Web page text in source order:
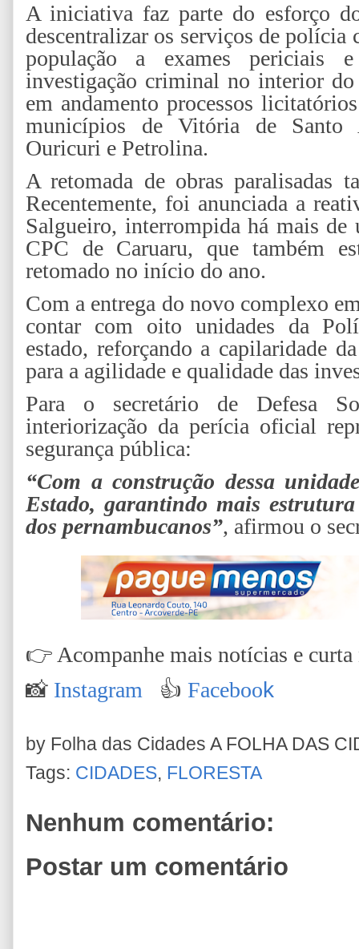
A iniciativa faz parte do esforço
descentralizar os serviços de
população a exames periciais
investigação criminal no interior
em andamento processos
municípios de Vitória de Santo
Ouricuri e Petrolina.
A retomada de obras paralisadas
Recentemente, foi anunciada a
Salgueiro, interrompida há mais
CPC de Caruaru, que também
retomado no início do ano.
Com a entrega do novo complexo
contar com oito unidades da
estado, reforçando a capilaridade
para a agilidade e qualidade das
Para o secretário de Defesa
interiorização da perícia oficial
segurança pública:
“Com a construção dessa
Estado, garantindo mais
dos pernambucanos”, afirmou o
👉 Acompanhe mais notícias e curta
📸 Instagram 👍 Facebook
by Folha das Cidades A FOLHA DAS
Tags: CIDADES, FLORESTA
Nenhum comentário:
Postar um comentário